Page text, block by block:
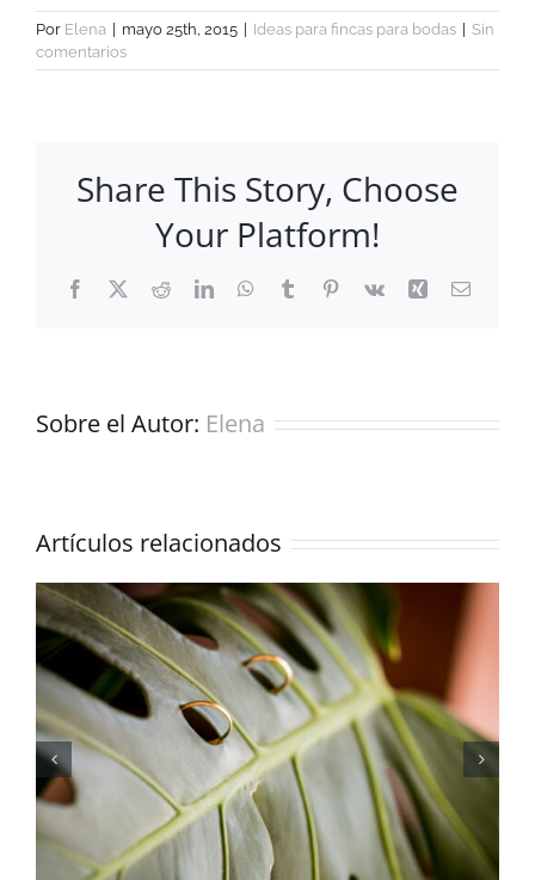
Por Elena mayo 25th, 2015 Ideas para fincas para bodas
Sin
comentarios
Share This Story, Choose
Your Platform!
Facebook
X RedditLinkedInWhatsApp
TumblrPinterest
Vk Xing Correo
Sobre el Autor: Elena
Artículos relacionados
Boda de verano: 5
consejos para novias